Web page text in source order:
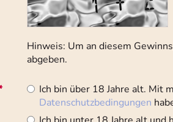
Hinweis: Um an diesem
abgeben.
Ich bin über 18 Jahre alt. Mit
Datenschutzbedingungen